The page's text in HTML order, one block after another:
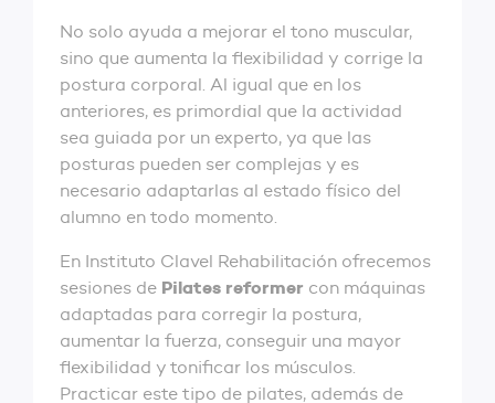
No solo ayuda a mejorar el tono muscular,
sino que aumenta la flexibilidad y corrige la
postura corporal. Al igual que en los
anteriores, es primordial que la actividad
sea guiada por un experto, ya que las
posturas pueden ser complejas y es
necesario adaptarlas al estado físico del
alumno en todo momento.
En Instituto Clavel Rehabilitación ofrecemos
sesiones de Pilates reformer con máquinas
adaptadas para corregir la postura,
aumentar la fuerza, conseguir una mayor
flexibilidad y tonificar los músculos.
Practicar este tipo de pilates, además de